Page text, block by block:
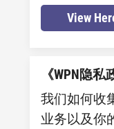
View
《WPN隐私
我们如何收
业务以及你